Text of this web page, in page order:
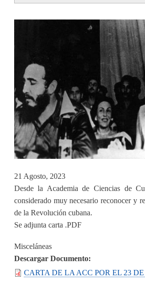
21 Agosto, 2023
Desde la Academia de Ciencias de
considerado muy necesario reconocer y
de la Revolución cubana.
Se adjunta carta .PDF
Misceláneas
Descargar Documento
CARTA DE LA ACC POR EL 23